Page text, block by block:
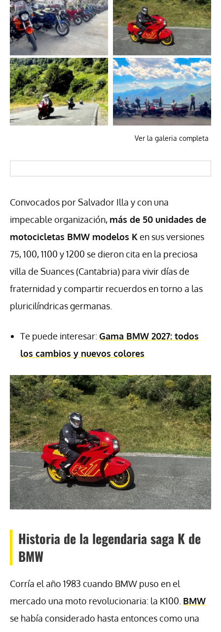
Ver la galeria completa
Convocados por Salvador Illa y con una
impecable organización, más de 50 unidades de
motocicletas BMW modelos Ken sus versiones
75, 100, 1100 y 1200 se dieron cita en la preciosa
villa de Suances (Cantabria) para vivir días de
fraternidad y compartir recuerdos en torno a las
pluricilíndricas germanas.
Te puede interesar: Gama BMW 2027: todos
los cambios y nuevos colores
Historia de la legendaria saga K de
BMW
Corría el año 1983 cuando BMW puso en el
mercado una moto revolucionaria: la K100. BMW
se había considerado hasta entonces como una